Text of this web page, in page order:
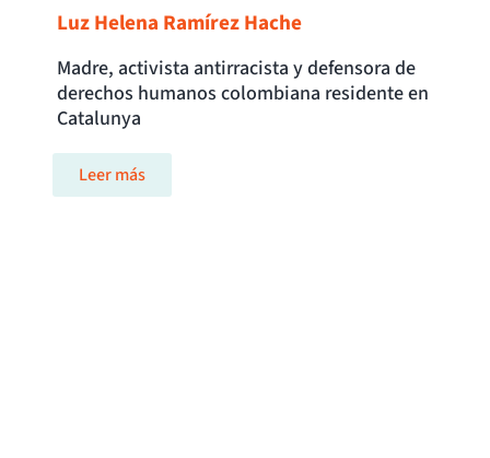
Luz Helena Ramírez Hache
Madre, activista antirracista y defensora de
derechos humanos colombiana residente en
Catalunya
Leer más